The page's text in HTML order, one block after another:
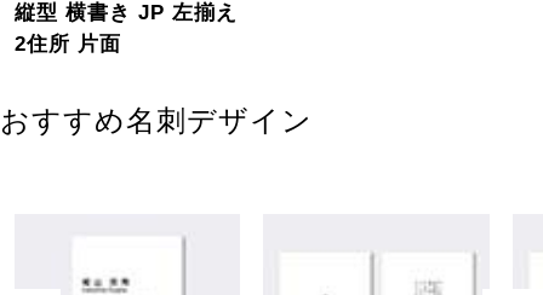
縦型 横書き JP 左揃え
2住所 片面
おすすめ名刺デザイン